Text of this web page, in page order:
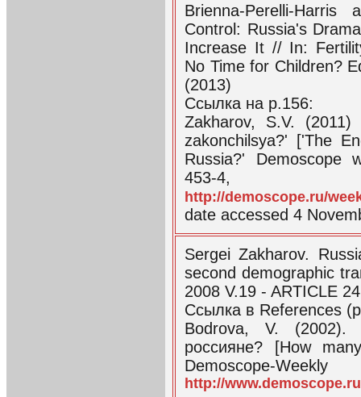
Brienna-Perelli-
Control: Russia's
Increase It // In:
No Time for Children?
(2013)
Ссылка на p.156:
Zakharov, S.V.
zakonchilsya?' ['The
Russia?' Demoscope
453-4,
http://demoscope.ru/
date accessed 4
Sergei Zakharov.
second demographic
2008 V.19 - ARTICLE
Ссылка в References
Bodrova, V. (2002).
россияне? [How
Demoscope-
http://